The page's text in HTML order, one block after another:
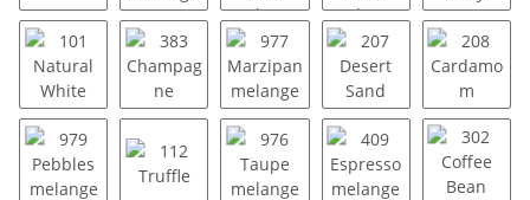
102 Black 404 Charcoal melange402 Medium Grey melange
401 Light Grey950
101 Natural White383 Champagne977 Marzipan melange
207 Desert Sand
208